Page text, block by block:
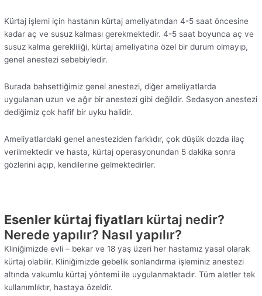
Kürtaj işlemi için hastanın kürtaj ameliyatından 4-5 saat öncesine
kadar aç ve susuz kalması gerekmektedir. 4-5 saat boyunca aç ve
susuz kalma gerekliliği, kürtaj ameliyatına özel bir durum olmayıp,
genel anestezi sebebiyledir.
Burada bahsettiğimiz genel anestezi, diğer ameliyatlarda
uygulanan uzun ve ağır bir anestezi gibi değildir. Sedasyon anestezi
dediğimiz çok hafif bir uyku halidir.
Ameliyatlardaki genel anesteziden farklıdır, çok düşük dozda ilaç
verilmektedir ve hasta, kürtaj operasyonundan 5 dakika sonra
gözlerini açıp, kendilerine gelmektedirler.
Esenler kürtaj fiyatları kürtaj nedir?
Nerede yapılır? Nasıl yapılır?
Kliniğimizde evli – bekar ve 18 yaş üzeri her hastamız yasal olarak
kürtaj olabilir. Kliniğimizde gebelik sonlandırma işleminiz anestezi
altında vakumlu kürtaj yöntemi ile uygulanmaktadır. Tüm aletler tek
kullanımlıktır, hastaya özeldir.